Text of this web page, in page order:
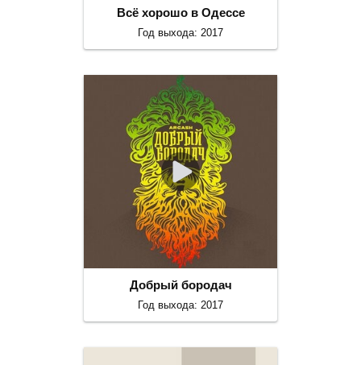
Всё хорошо в Одессе
Год выхода: 2017
Добрый бородач
Год выхода: 2017